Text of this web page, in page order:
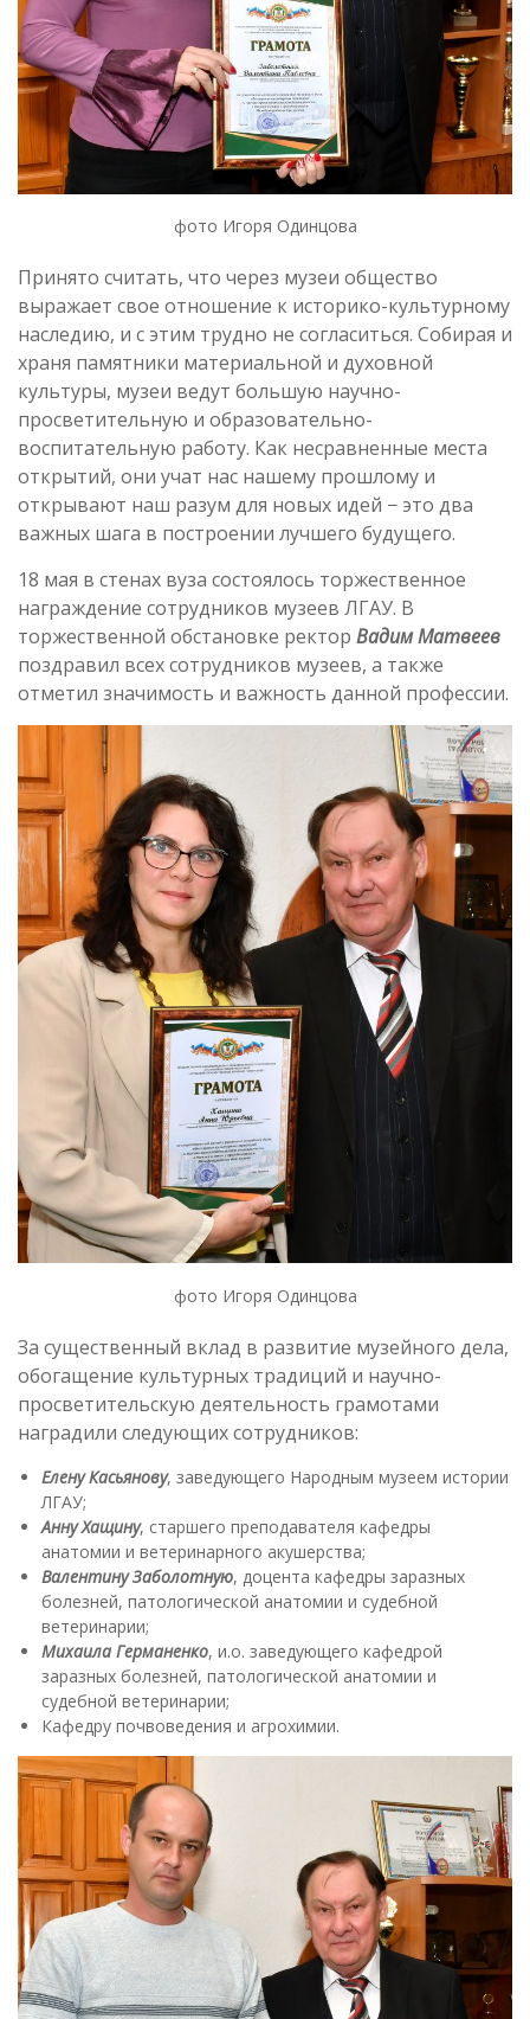
фото Игоря Одинцова
Принято считать, что через музеи общество
выражает свое отношение к историко-культурному
наследию, и с этим трудно не согласиться. Собирая и
храня памятники материальной и духовной
культуры, музеи ведут большую научно-
просветительную и образовательно-
воспитательную работу. Как несравненные места
открытий, они учат нас нашему прошлому и
открывают наш разум для новых идей − это два
важных шага в построении лучшего будущего.
18 мая в стенах вуза состоялось торжественное
награждение сотрудников музеев ЛГАУ. В
торжественной обстановке ректор Вадим Матвеев
поздравил всех сотрудников музеев, а также
отметил значимость и важность данной профессии.
фото Игоря Одинцова
За существенный вклад в развитие музейного дела,
обогащение культурных традиций и научно-
просветительскую деятельность грамотами
наградили следующих сотрудников:
Елену Касьянову, заведующего Народным музеем истории
ЛГАУ;
Анну Хащину, старшего преподавателя кафедры
анатомии и ветеринарного акушерства;
Валентину Заболотную, доцента кафедры заразных
болезней, патологической анатомии и судебной
ветеринарии;
Михаила Германенко, и.о. заведующего кафедрой
заразных болезней, патологической анатомии и
судебной ветеринарии;
Кафедру почвоведения и агрохимии.